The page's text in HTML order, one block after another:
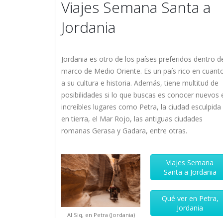
Viajes Semana Santa a
Jordania
Jordania es otro de los países preferidos dentro
marco de Medio Oriente. Es un país rico en
a su cultura e historia. Además, tiene multitud de
posibilidades si lo que buscas es conocer nuevos
increíbles lugares como Petra, la ciudad esculpida
en tierra, el Mar Rojo, las antiguas ciudades
romanas Gerasa y Gadara, entre otras.
Al Siq, en Petra (Jordania)
Viajes Semana
Santa a Jordania
Qué ver en Petra,
Jordania